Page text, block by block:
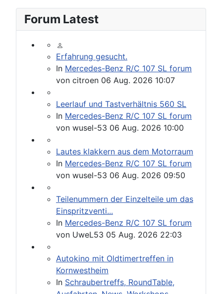
Forum Latest
Erfahrung gesucht.
In Mercedes-Benz R/C 107 SL forum
von citroen 06 Aug. 2026 10:07
Leerlauf und Tastverhältnis 560 SL
In Mercedes-Benz R/C 107 SL forum
von wusel-53 06 Aug. 2026 10:00
Lautes klakkern aus dem Motorraum
In Mercedes-Benz R/C 107 SL forum
von wusel-53 06 Aug. 2026 09:50
Teilenummern der Einzelteile um das
Einspritzventi...
In Mercedes-Benz R/C 107 SL forum
von UweL53 05 Aug. 2026 22:03
Autokino mit Oldtimertreffen in
Kornwestheim
In Schraubertreffs, RoundTable,